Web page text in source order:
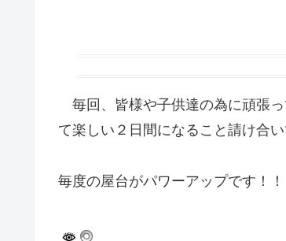
毎回、皆様や子供達の為に頑張
て楽しい２日間になること請け合い
毎度の屋台がパワーアップです！！